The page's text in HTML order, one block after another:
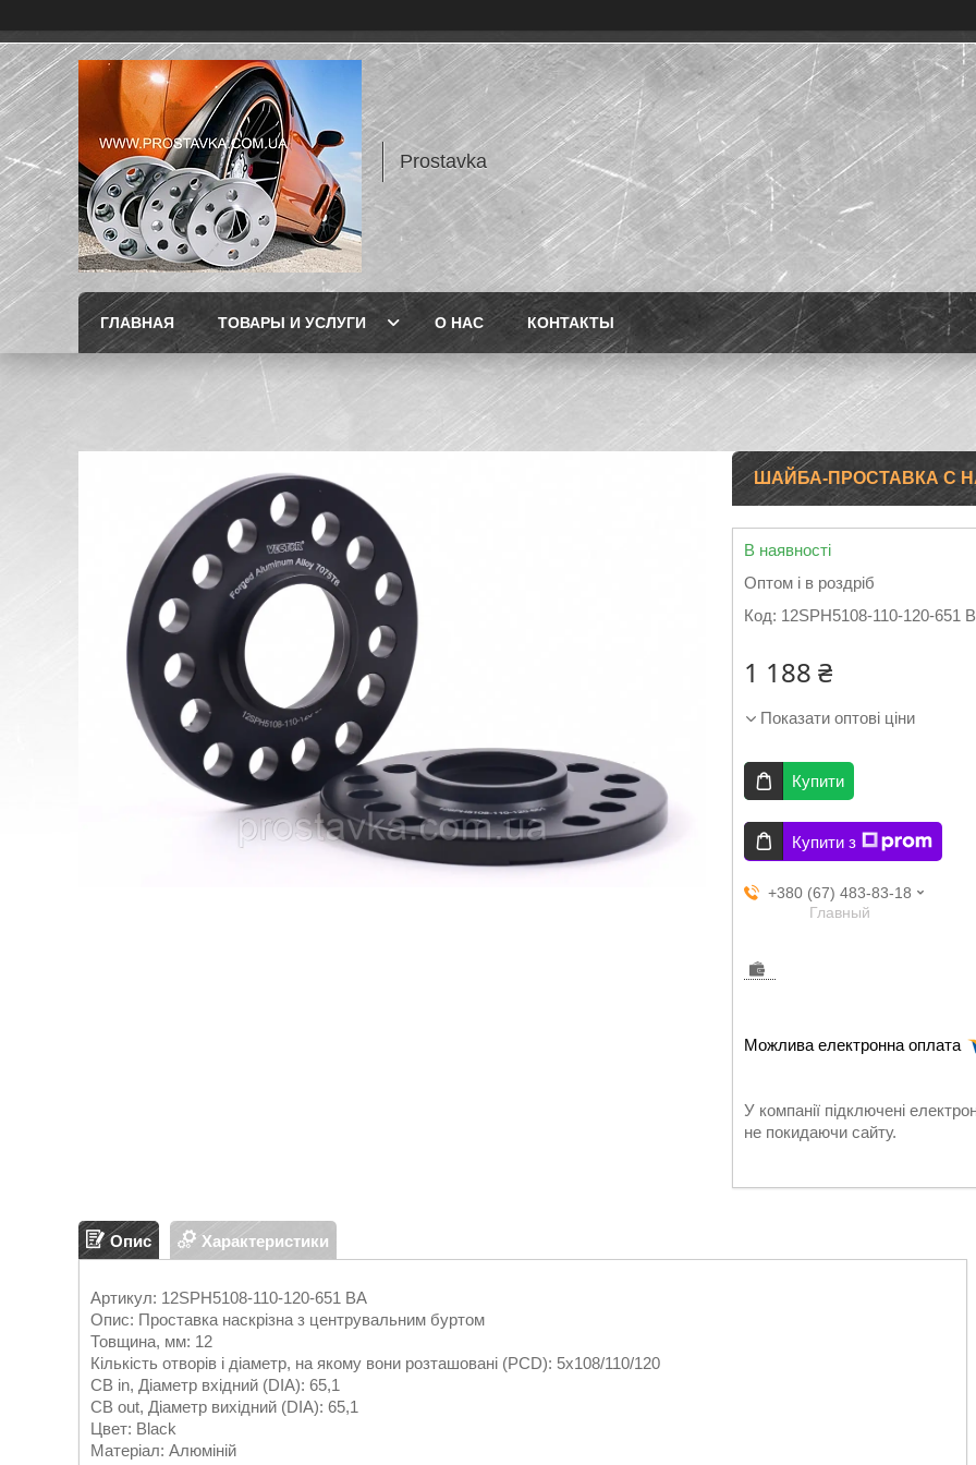
Prostavka
ГЛАВНАЯ ТОВАРЫ И УСЛУГИ О НАС КОНТАКТЫ
ШАЙБА-ПРОСТАВКА С
В наявності
Оптом і в роздріб
Код: 12SPH5108-110-120-651
1 188 ₴
Показати оптові ціни
Купити
Купити з
+380 (67) 483-83-18
Главный
У компанії підключені
не покидаючи сайту.
Опис Характеристики
Артикул: 12SPH5108-110-120-651 BA
Опис: Проставка наскрізна з центрувальним буртом
Товщина, мм: 12
Кількість отворів і діаметр, на якому вони розташовані (PCD): 5х108/110/120
CB in, Діаметр вхідний (DIA): 65,1
CB out, Діаметр вихідний (DIA): 65,1
Цвет: Black
Матеріал: Алюміній